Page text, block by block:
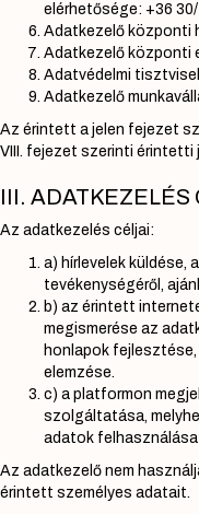
elérhetősége: +36
Adatkezelő központi
Adatkezelő központi
Adatvédelmi
Adatkezelő
Az érintett a jelen fejezet
VIII. fejezet szerinti érintetti
III. ADATKEZELÉS
Az adatkezelés céljai:
a) hírlevelek
tevékenységéről,
b) az érintett
megismerése az
honlapok
elemzése.
c) a platformon
szolgáltatása,
adatok felhasználása
Az adatkezelő nem
érintett személyes adatait.